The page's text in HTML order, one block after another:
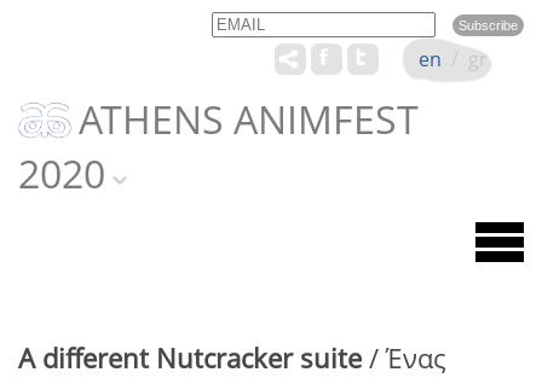
Email Name
ATHENS ANIMFEST
2020
en / gr
A different Nutcracker suite / Ένας